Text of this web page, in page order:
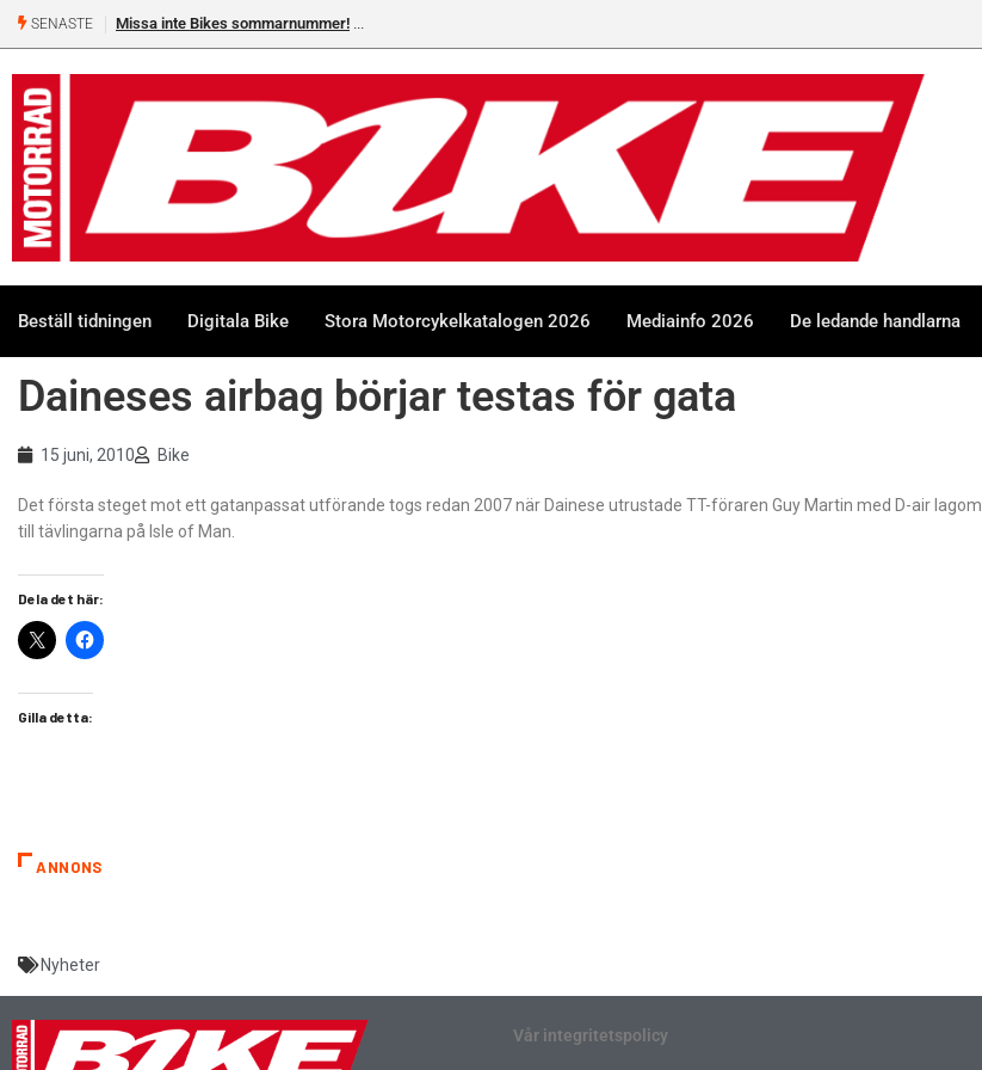
SENASTE Missa inte Bikes sommarnummer!
Beställ tidningen Digitala Bike Stora Motorcykelkatalogen 2026 Mediainfo 2026 De ledande handlarna
Daineses airbag börjar testas för gata
15 juni, 2010 Bike
Det första steget mot ett gatanpassat utförande togs redan 2007 när Dainese utrustade TT-föraren Guy Martin med D-air lagom
till tävlingarna på Isle of Man.
Dela det här:
Gilla detta:
ANNONS
Nyheter
Vår integritetspolicy